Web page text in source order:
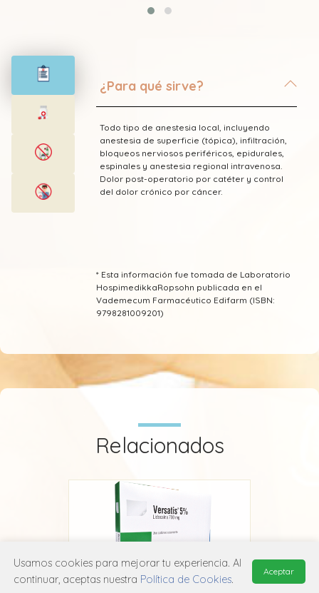
¿Para qué sirve?
Todo tipo de anestesia local, incluyendo
anestesia de superficie (tópica), infiltración,
bloqueos nerviosos periféricos, epidurales,
espinales y anestesia regional intravenosa.
Dolor post-operatorio por catéter y control
del dolor crónico por cáncer.
* Esta información fue tomada de Laboratorio
HospimedikkaRopsohn publicada en el
Vademecum Farmacéutico Edifarm (ISBN:
9798281009201)
Relacionados
Usamos cookies para mejorar tu experiencia. Al
continuar, aceptas nuestra Política de Cookies.
Aceptar